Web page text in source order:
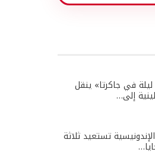
في جاكرتا» ينقل
إلى…
تستعيد ثلاثة